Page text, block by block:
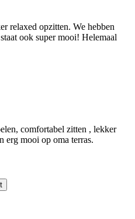
relaxed opzitten. We hebben
ook super mooi! Helemaal
comfortabel zitten , lekker
erg mooi op oma terras.